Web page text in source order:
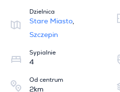
Dzielnica
Stare Miasto,
Szczepin
Sypialnie
4
Od centrum
2km